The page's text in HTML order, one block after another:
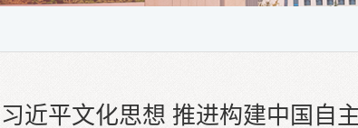
近平文化思想 推进构建中国自